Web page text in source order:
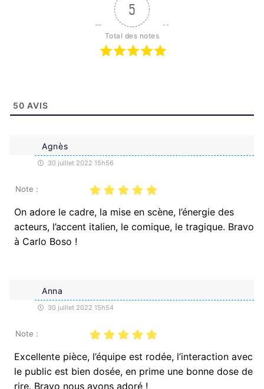
5
Total des notes
50 AVIS
Agnès
30 juillet 2022 15h56
Note :
On adore le cadre, la mise en scène, l’énergie des
acteurs, l’accent italien, le comique, le tragique. Bravo
à Carlo Boso !
Anna
30 juillet 2022 15h54
Note :
Excellente pièce, l’équipe est rodée, l’interaction avec
le public est bien dosée, en prime une bonne dose de
rire. Bravo nous avons adoré !